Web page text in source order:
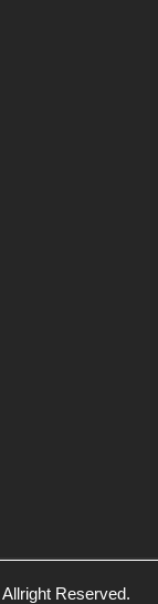
Reserved.